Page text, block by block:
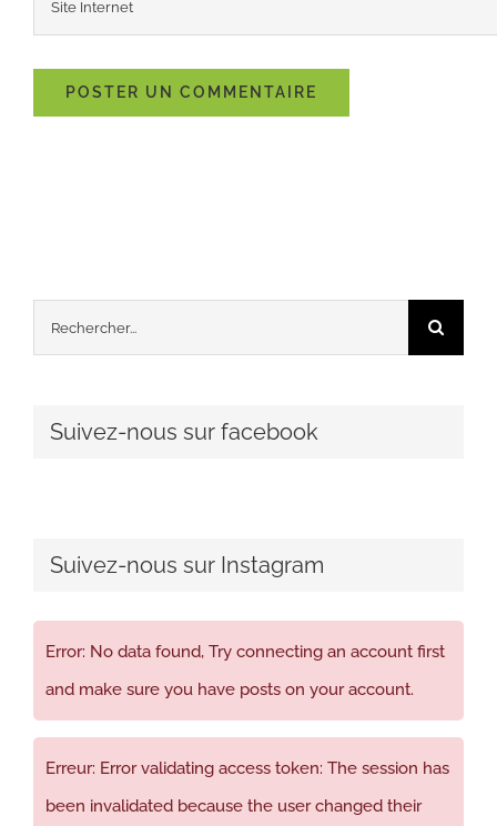
Rechercher:
Suivez-nous sur facebook
Suivez-nous sur Instagram
Error: No data found, Try connecting an account first
and make sure you have posts on your account.
Erreur: Error validating access token: The session has
been invalidated because the user changed their